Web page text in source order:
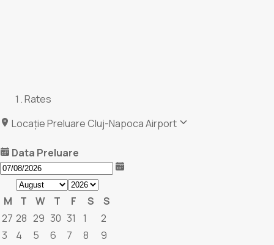
Rates
Locație PreluareCluj-Napoca Airport
Data Preluare
M T W T F S
S
27 28 29 30 31 1
2
3
4 5 6 7 8
9